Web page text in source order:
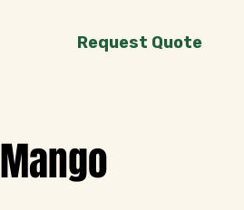
Mango
Request Quote